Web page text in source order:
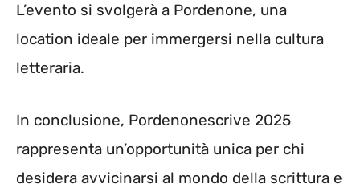
L’evento si svolgerà a Pordenone, una
location ideale per immergersi nella cultura
letteraria.
In conclusione, Pordenonescrive 2025
rappresenta un’opportunità unica per chi
desidera avvicinarsi al mondo della scrittura e